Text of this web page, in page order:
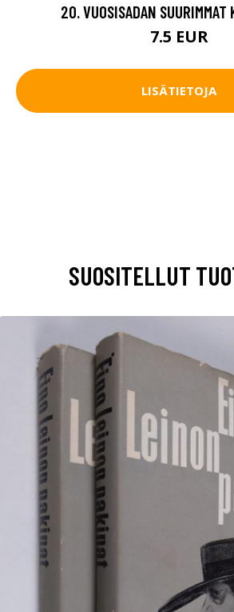
20. VUOSISADAN SUURIMMAT
7.5 EUR
LISÄTIETOJA
SUOSITELLUT